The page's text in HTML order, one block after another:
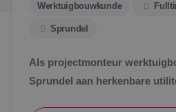
Werktuigbouwkunde
Sprundel
Als projectmonteur
Sprundel aan herkenbare